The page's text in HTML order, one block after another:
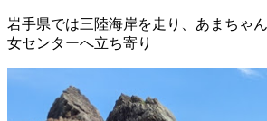
岩手県では三陸海岸を走り、あまちゃ
女センターへ立ち寄り